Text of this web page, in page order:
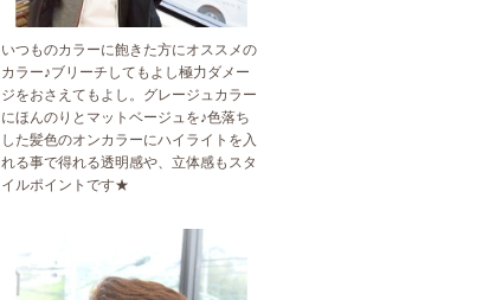
いつものカラーに飽きた方にオススメの
カラー♪ブリーチしてもよし極力ダメー
ジをおさえてもよし。グレージュカラー
にほんのりとマットベージュを♪色落ち
した髪色のオンカラーにハイライトを入
れる事で得れる透明感や、立体感もスタ
イルポイントです★